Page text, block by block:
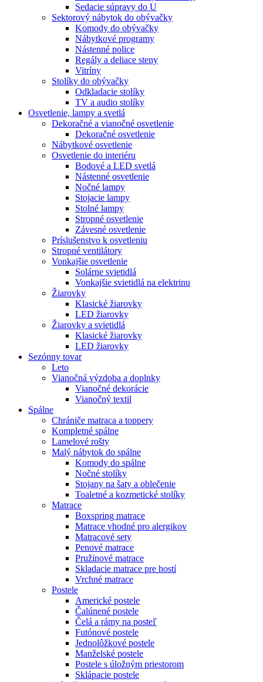
Sedacie súpravy do U
Sektorový nábytok do obývačky
Komody do obývačky
Nábytkové programy
Nástenné police
Regály a deliace steny
Vitríny
Stolíky do obývačky
Odkladacie stolíky
TV a audio stolíky
Osvetlenie, lampy a svetlá
Dekoračné a vianočné osvetlenie
Dekoračné osvetlenie
Nábytkové osvetlenie
Osvetlenie do interiéru
Bodové a LED svetlá
Nástenné osvetlenie
Nočné lampy
Stojacie lampy
Stolné lampy
Stropné osvetlenie
Závesné osvetlenie
Príslušenstvo k osvetleniu
Stropné ventilátory
Vonkajšie osvetlenie
Solárne svietidlá
Vonkajšie svietidlá na elektrinu
Žiarovky
Klasické žiarovky
LED žiarovky
Žiarovky a svietidlá
Klasické žiarovky
LED žiarovky
Sezónny tovar
Leto
Vianočná výzdoba a doplnky
Vianočné dekorácie
Vianočný textil
Spálne
Chrániče matraca a toppery
Kompletné spálne
Lamelové rošty
Malý nábytok do spálne
Komody do spálne
Nočné stolíky
Stojany na šaty a oblečenie
Toaletné a kozmetické stolíky
Matrace
Boxspring matrace
Matrace vhodné pro alergikov
Matracové sety
Penové matrace
Pružinové matrace
Skladacie matrace pre hostí
Vrchné matrace
Postele
Americké postele
Čalúnené postele
Čelá a rámy na posteľ
Futónové postele
Jednolôžkové postele
Manželské postele
Postele s úložným priestorom
Sklápacie postele